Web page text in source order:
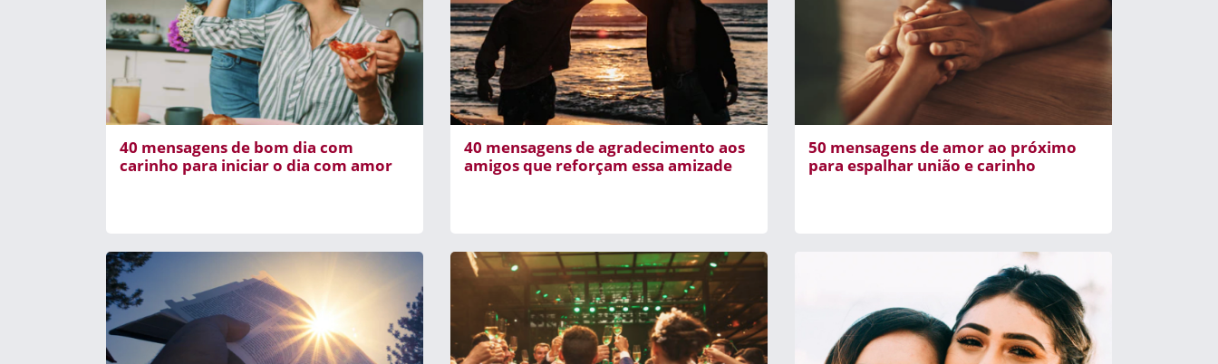
40 mensagens de bom dia com
carinho para iniciar o dia com amor
40 mensagens de agradecimento aos
amigos que reforçam essa amizade
50 mensagens de amor ao próximo
para espalhar união e carinho